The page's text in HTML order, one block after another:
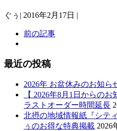
ぐぅ | 2016年2月17日 |
前の記事
最近の投稿
2026年 お盆休みのお知ら
【 2026年8月1日からの
ラストオーダー時間延長
北摂の地域情報紙『シテ
ぅのお得な特典掲載 2026